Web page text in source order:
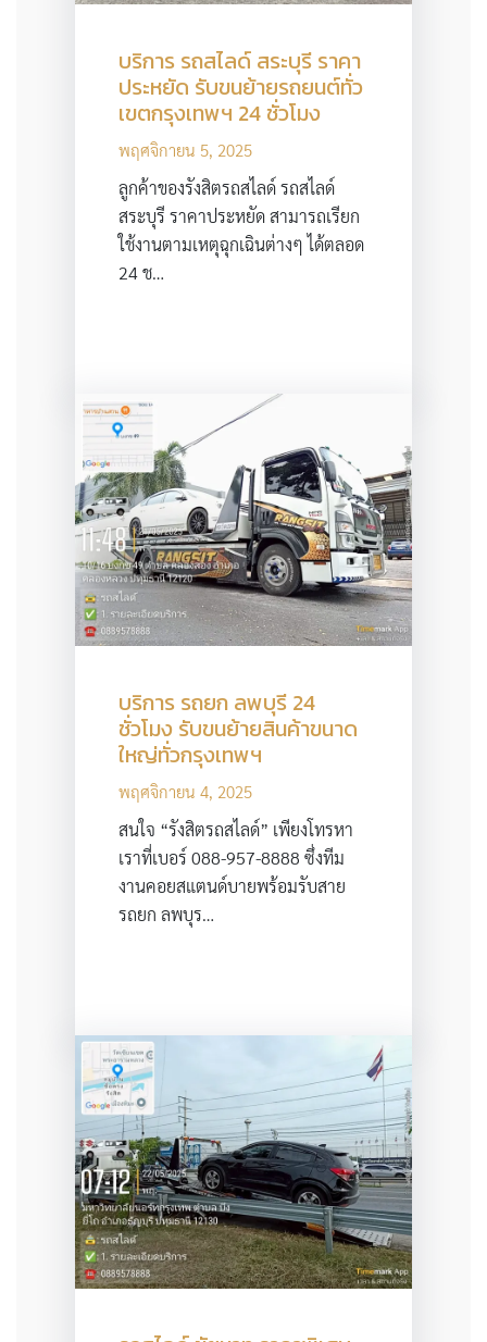
บริการ รถสไลด์ สระบุรี ราคา
ประหยัด รับขนย้ายรถยนต์ทั่ว
เขตกรุงเทพฯ 24 ชั่วโมง
พฤศจิกายน 5, 2025
ลูกค้าของรังสิตรถสไลด์ รถสไลด์
สระบุรี ราคาประหยัด สามารถเรียก
ใช้งานตามเหตุฉุกเฉินต่างๆ ได้ตลอด
24 ช…
บริการ รถยก ลพบุรี 24
ชั่วโมง รับขนย้ายสินค้าขนาด
ใหญ่ทั่วกรุงเทพฯ
พฤศจิกายน 4, 2025
สนใจ “รังสิตรถสไลด์” เพียงโทรหา
เราที่เบอร์ 088-957-8888 ซึ่งทีม
งานคอยสแตนด์บายพร้อมรับสาย
รถยก ลพบุร…